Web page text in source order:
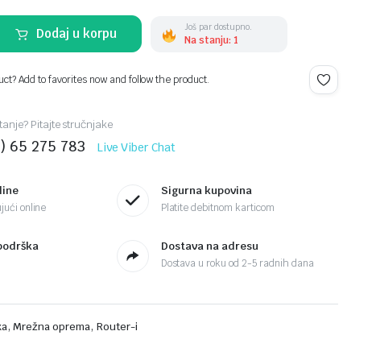
Dodaj u korpu Još par dostupno.
Na stanju: 1
Add to favorites now and follow the product.
Pitajte stručnjake
65 275 783 Live Viber Chat
online
Sigurna kupovina
Platite debitnom karticom
Dostava na adresu
Dostava u roku od 2-5 radnih dana
, Mrežna oprema, Router-i